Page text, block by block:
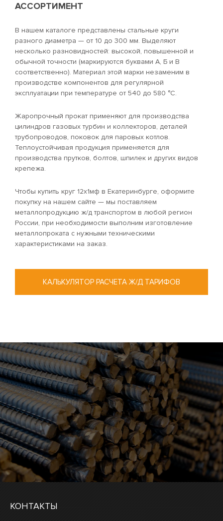
АССОРТИМЕНТ
В нашем каталоге представлены стальные круги
разного диаметра — от 10 до 300 мм. Выделяют
несколько разновидностей: высокой, повышенной и
обычной точности (маркируются буквами А, Б и В
соответственно). Материал этой марки незаменим в
производстве компонентов для регулярной
эксплуатации при температуре от 540 до 580 °C.
Жаропрочный прокат применяют для производства
цилиндров газовых турбин и коллекторов, деталей
трубопроводов, поковок для паровых котлов.
Теплоустойчивая продукция применяется для
производства прутков, болтов, шпилек и других видов
крепежа.
Чтобы купить круг 12х1мф в Екатеринбурге, оформите
покупку на нашем сайте — мы поставляем
металлопродукцию ж/д транспортом в любой регион
России, при необходимости выполним изготовление
металлопроката с нужными техническими
характеристиками на заказ.
КАЛЬКУЛЯТОР РАСЧЕТА Ж/Д ТАРИФОВ
КОНТАКТЫ